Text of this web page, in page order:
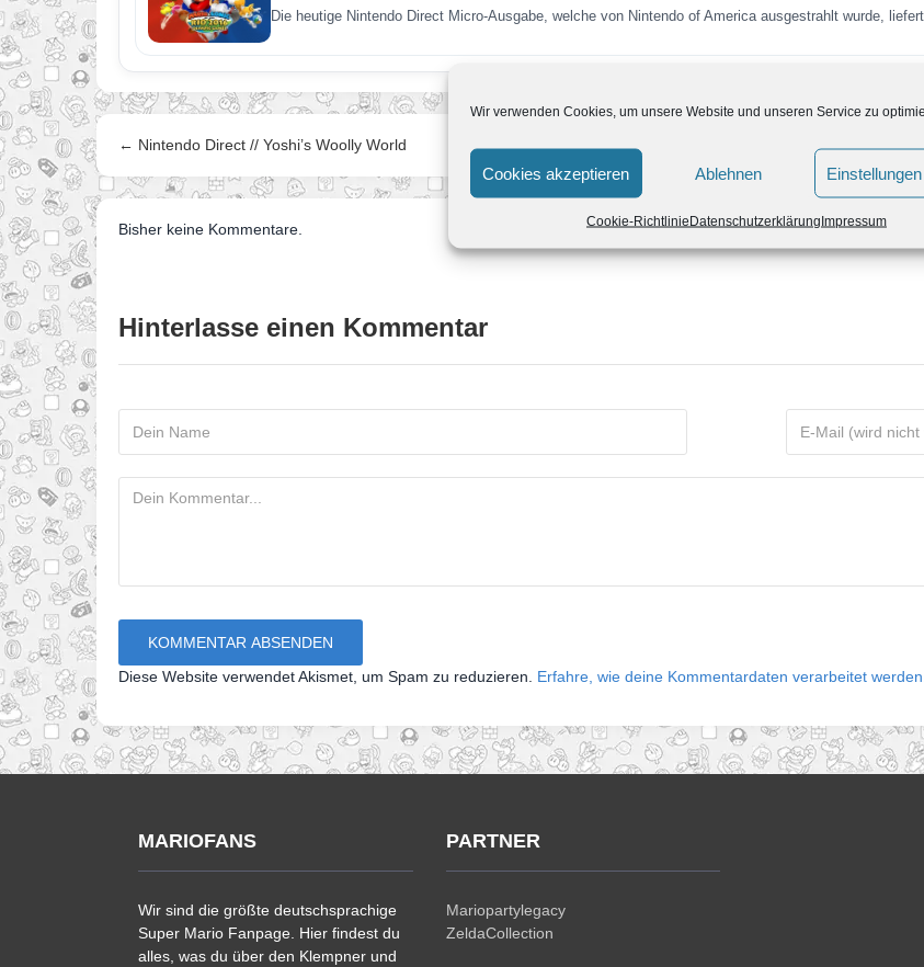
Wir verwenden Cookies, um unsere Website und unseren Service zu
Cookies akzeptieren Ablehnen
Cookie-RichtlinieDatenschutzerklärungImpressum
Die heutige Nintendo Direct Micro-Ausgabe, welche von Nintendo of America ausgestrahlt wurde,
← Nintendo Direct // Yoshi’s Woolly World PM: Nintendo of America enthüllt neue Titel für
Bisher keine Kommentare.
Hinterlasse einen Kommentar
Diese Website verwendet Akismet, um Spam zu reduzieren. Erfahre, wie deine Kommentardaten verarbeitet werden.
MARIOFANS
Wir sind die größte deutschsprachige
Super Mario Fanpage. Hier findest du
alles, was du über den Klempner und
PARTNER
Mariopartylegacy
ZeldaCollection